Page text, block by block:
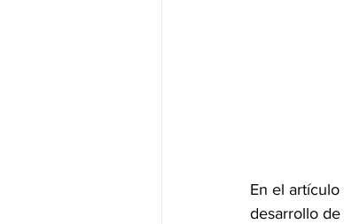
En el
desarrollo